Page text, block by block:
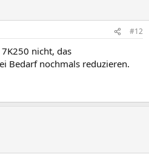
#12
nicht, das
Bedarf nochmals reduzieren.